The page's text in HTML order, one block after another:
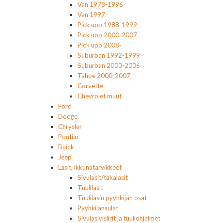
Van 1978-1996
Van 1997-
Pick upp 1988-1999
Pick upp 2000-2007
Pick upp 2008-
Suburban 1992-1999
Suburban 2000-2006
Tahoe 2000-2007
Corvette
Chevrolet muut
Ford
Dodge
Chrysler
Pontiac
Buick
Jeep
Lasit, ikkunatarvikkeet
Sivulasit/takalasit
Tuulilasit
Tuulilasin pyyhkijän osat
Pyyhkijänsulat
Sivulasivisiirit ja tuuliohjaimet